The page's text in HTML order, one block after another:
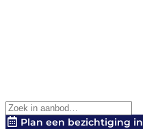
Plan een bezichtiging in